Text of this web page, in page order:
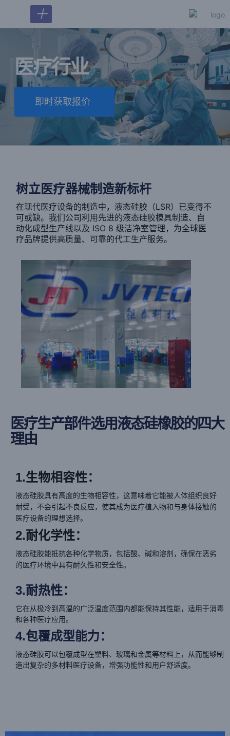
＋
医疗行业
即时获取报价
树立医疗器械制造新标杆
在现代医疗设备的制造中，液态硅胶（LSR）已变得不
可或缺。我们公司利用先进的液态硅胶模具制造、自
动化成型生产线以及 ISO 8 级洁净室管理，为全球医
疗品牌提供高质量、可靠的代工生产服务。
医疗生产部件选用液态硅橡胶的四大
理由
1.生物相容性：
液态硅胶具有高度的生物相容性，这意味着它能被人体组织良好
耐受，不会引起不良反应，使其成为医疗植入物和与身体接触的
医疗设备的理想选择。
2.耐化学性：
液态硅胶能抵抗各种化学物质，包括酸、碱和溶剂，确保在恶劣
的医疗环境中具有耐久性和安全性。
3.耐热性：
它在从极冷到高温的广泛温度范围内都能保持其性能，适用于消毒
和各种医疗应用。
4.包覆成型能力：
液态硅胶可以包覆成型在塑料、玻璃和金属等材料上，从而能够制
造出复杂的多材料医疗设备，增强功能性和用户舒适度。